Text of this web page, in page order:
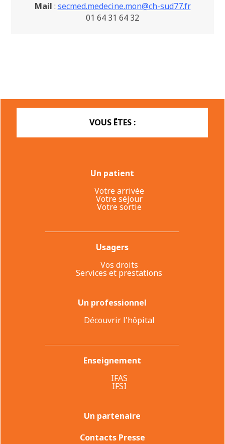
Mail : secmed.medecine.mon@ch-sud77.fr
01 64 31 64 32
VOUS ÊTES :
Un patient
Votre arrivée
Votre séjour
Votre sortie
Usagers
Vos droits
Services et prestations
Un professionnel
Découvrir l'hôpital
Enseignement
IFAS
IFSI
Un partenaire
Contacts Presse